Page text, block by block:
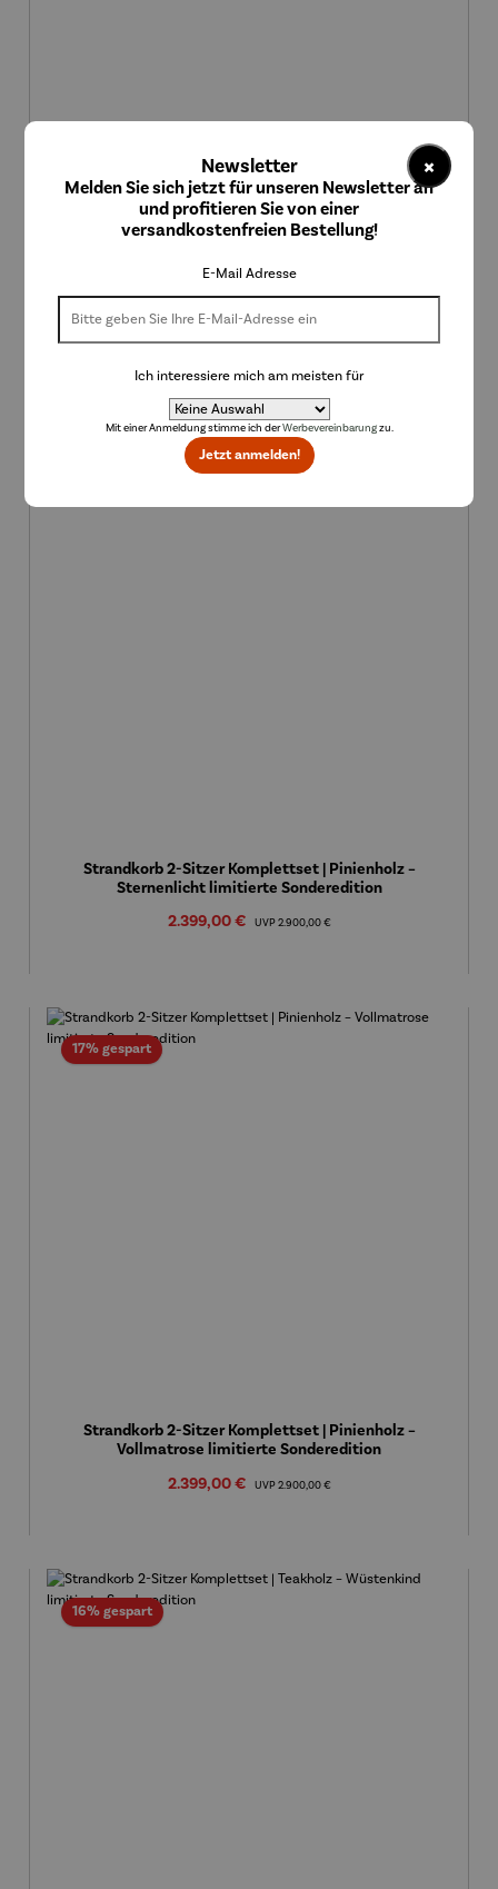
Korallenbank limitierte Sonderedition
Strandkorb 2-Sitzer Komplettset | Pinienholz –
Sternenlicht limitierte Sonderedition
Verkaufspreis:
2.399,00 € UVPRegulärer Preis:
2.900,00 €
17% gespartRabatt
Strandkorb 2-Sitzer Komplettset | Pinienholz –
Vollmatrose limitierte Sonderedition
Verkaufspreis:
2.399,00 € UVPRegulärer Preis:
2.900,00 €
16% gespartRabatt
×
Newsletter
Melden Sie sich jetzt für unseren Newsletter an
und profitieren Sie von einer
versandkostenfreien Bestellung!
E-Mail Adresse
Ich interessiere mich am meisten für
Mit einer Anmeldung stimme ich derWerbevereinbarungzu.
Jetzt anmelden!